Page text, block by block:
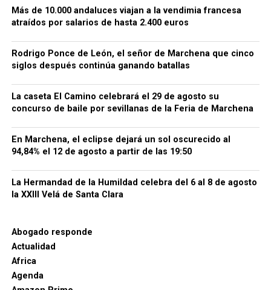
La localidad recuerda aquellos hechos en su Fiesta
de Moros y Cristianos. El pueblo se transforma en un
escenario medieval y representa escenas teatrales
relacionadas con el asedio y la entrada castellana.
Los programas municipales han incorporado
expresamente el nombre de Rodrigo Ponce de León
y su participación en la toma. Ayuntamiento de
Setenil de las Bodegas.
Alhama: la hazaña que encendió
la Guerra de Granada
Ponce de León en una figura de alcance peninsular.
La operación fue preparada con enorme secreto. Una
fuerza integrada por hombres del marqués, del
Más de 10.000 andaluces viajan a la vendimia francesa
atraídos por salarios de hasta 2.400 euros
Rodrigo Ponce de León, el señor de Marchena que cinco
siglos después continúa ganando batallas
La caseta El Camino celebrará el 29 de agosto su
concurso de baile por sevillanas de la Feria de Marchena
En Marchena, el eclipse dejará un sol oscurecido al
94,84% el 12 de agosto a partir de las 19:50
La Hermandad de la Humildad celebra del 6 al 8 de agosto
la XXIII Velá de Santa Clara
Abogado responde
Actualidad
Africa
Agenda